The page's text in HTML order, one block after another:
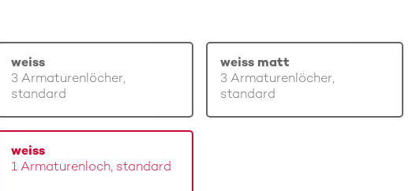
weiss
3 Armaturenlöcher,
standard
weiss matt
3 Armaturenlöcher,
standard
weiss
1 Armaturenloch, standard